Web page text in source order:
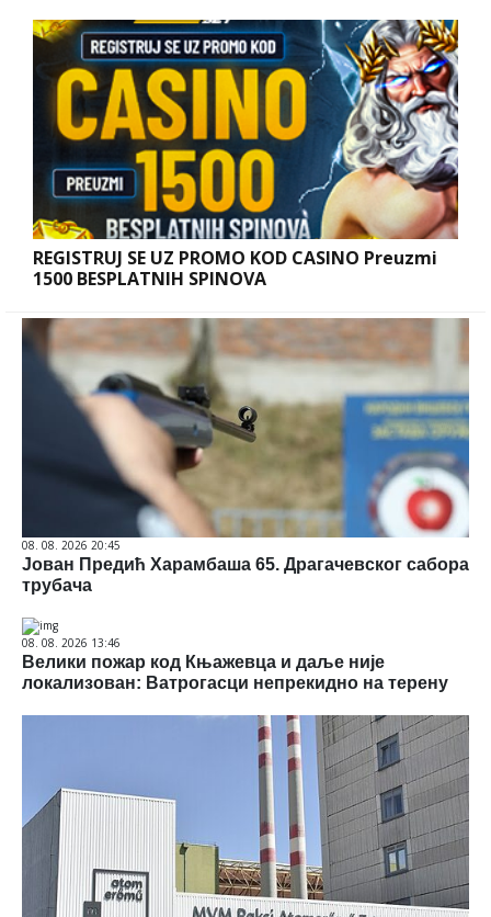
REGISTRUJ SE UZ PROMO KOD CASINO Preuzmi
1500 BESPLATNIH SPINOVA
08. 08. 2026 20:45
Јован Предић Харамбаша 65. Драгачевског сабора
трубача
08. 08. 2026 13:46
Велики пожар код Књажевца и даље није
локализован: Ватрогасци непрекидно на терену